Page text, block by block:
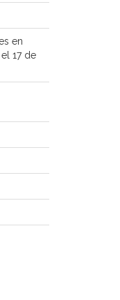
en
17 de